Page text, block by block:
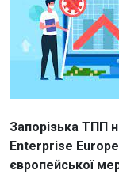
Запорізька ТПП
Enterprise
європейської